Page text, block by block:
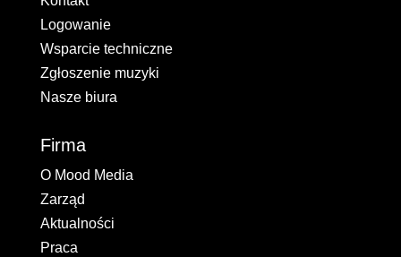
Logowanie
Wsparcie techniczne
Zgłoszenie muzyki
Nasze biura
Firma
O Mood Media
Zarząd
Aktualności
Praca